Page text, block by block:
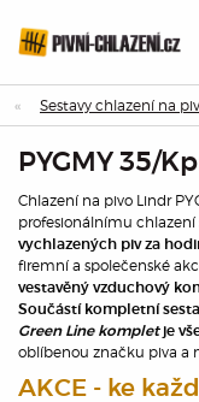
Sestavy chlazení na
PYGMY 35/
Chlazení na pivo Lindr
profesionálnímu chlazení
vychlazených piv za
firemní a společenské
vestavěný vzduchový
Součástí kompletní
Green Line kompletje
oblíbenou značku piva a
AKCE - ke